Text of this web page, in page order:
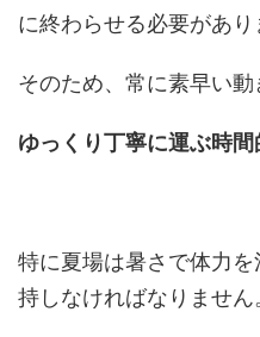
に終わらせる必要があり
そのため、常に素早い動
ゆっくり丁寧に運ぶ時間
特に夏場は暑さで体力
持しなければなりません